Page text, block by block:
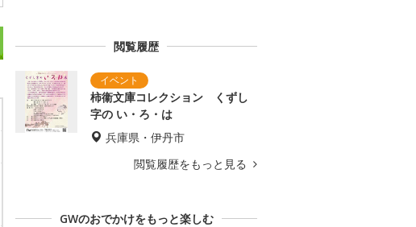
閲覧履歴
柿衞文庫コレクション くずし
字の い・ろ・は
兵庫県・伊丹市
閲覧履歴をもっと見る
GWのおでかけをもっと楽しむ